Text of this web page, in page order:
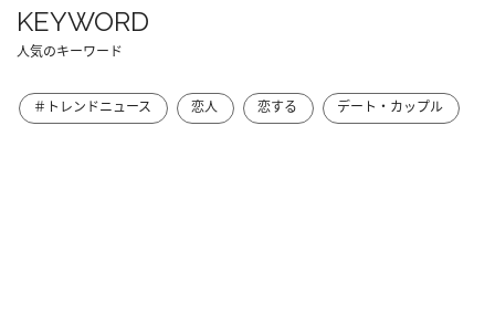
KEYWORD
人気のキーワード
＃トレンドニュース 恋人 恋する デート・カップル